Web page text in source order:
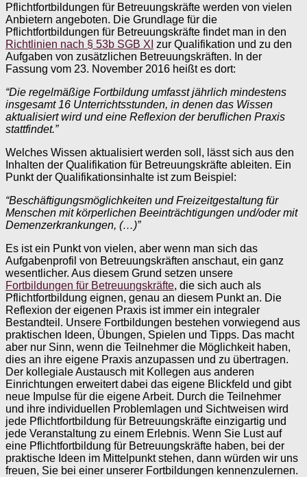
Pflichtfortbildungen für Betreuungskräfte werden von vielen
Anbietern angeboten. Die Grundlage für die
Pflichtfortbildungen für Betreuungskräfte findet man in den
Richtlinien nach § 53b SGB XI zur Qualifikation und zu den
Aufgaben von zusätzlichen Betreuungskräften. In der
Fassung vom 23. November 2016 heißt es dort:
“Die regelmäßige Fortbildung umfasst jährlich mindestens
insgesamt 16 Unterrichtsstunden, in denen das Wissen
aktualisiert wird und eine Reflexion der beruflichen Praxis
stattfindet.”
Welches Wissen aktualisiert werden soll, lässt sich aus den
Inhalten der Qualifikation für Betreuungskräfte ableiten. Ein
Punkt der Qualifikationsinhalte ist zum Beispiel:
“Beschäftigungsmöglichkeiten und Freizeitgestaltung für
Menschen mit körperlichen Beeinträchtigungen und/oder mit
Demenzerkrankungen, (…)”
Es ist ein Punkt von vielen, aber wenn man sich das
Aufgabenprofil von Betreuungskräften anschaut, ein ganz
wesentlicher. Aus diesem Grund setzen unsere
Fortbildungen für Betreuungskräfte, die sich auch als
Pflichtfortbildung eignen, genau an diesem Punkt an. Die
Reflexion der eigenen Praxis ist immer ein integraler
Bestandteil. Unsere Fortbildungen bestehen vorwiegend aus
praktischen Ideen, Übungen, Spielen und Tipps. Das macht
aber nur Sinn, wenn die Teilnehmer die Möglichkeit haben,
dies an ihre eigene Praxis anzupassen und zu übertragen.
Der kollegiale Austausch mit Kollegen aus anderen
Einrichtungen erweitert dabei das eigene Blickfeld und gibt
neue Impulse für die eigene Arbeit. Durch die Teilnehmer
und ihre individuellen Problemlagen und Sichtweisen wird
jede Pflichtfortbildung für Betreuungskräfte einzigartig und
jede Veranstaltung zu einem Erlebnis. Wenn Sie Lust auf
eine Pflichtfortbildung für Betreuungskräfte haben, bei der
praktische Ideen im Mittelpunkt stehen, dann würden wir uns
freuen, Sie bei einer unserer Fortbildungen kennenzulernen.